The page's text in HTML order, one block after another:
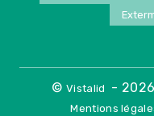
©Vistalid -
Mentions